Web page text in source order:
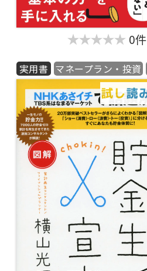
0件
実用書 マネープラン・投資